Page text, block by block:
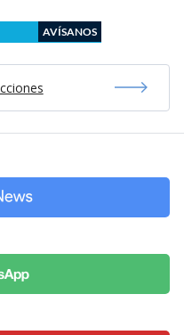
AVÍSANOS